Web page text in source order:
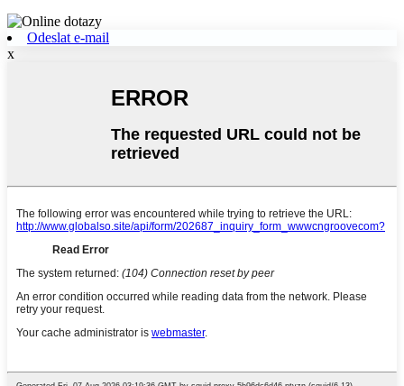
Odeslat e-mail
x